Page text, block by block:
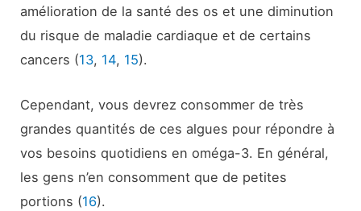
amélioration de la santé des os et une diminution
du risque de maladie cardiaque et de certains
cancers (13, 14, 15).
Cependant, vous devrez consommer de très
grandes quantités de ces algues pour répondre à
vos besoins quotidiens en oméga-3. En général,
les gens n’en consomment que de petites
portions (16).